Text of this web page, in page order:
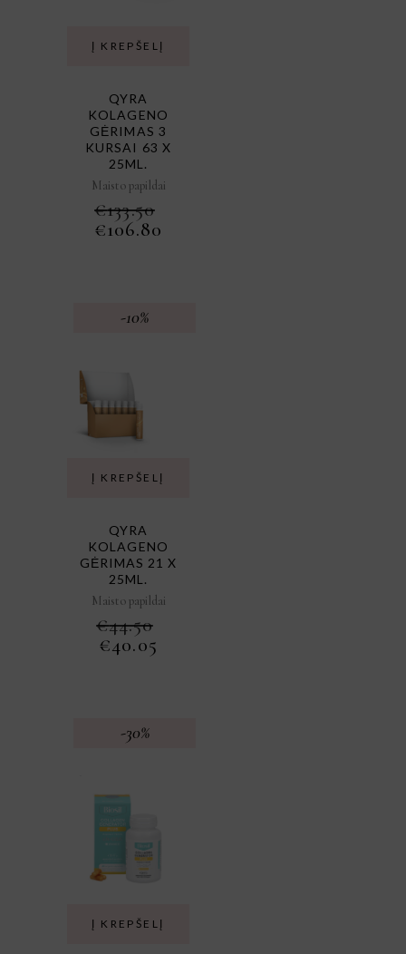
Į KREPŠELĮ
QYRA
KOLAGENO
GĖRIMAS 3
KURSAI 63 X
25ML.
Maisto papildai
€133.50
ORIGINAL
€106.80
-10%
Į KREPŠELĮ
QYRA
KOLAGENO
GĖRIMAS 21 X
25ML.
Maisto papildai
€44.50
ORIGINAL
PRICE
€40.05
-30%
Į KREPŠELĮ